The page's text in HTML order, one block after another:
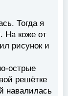
Тогда я
На коже от
рисунок и
острые
решётке
навалилась